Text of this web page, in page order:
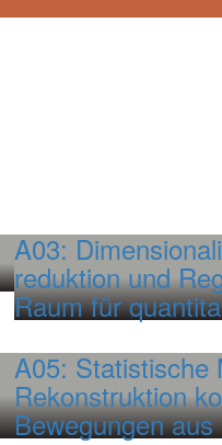
A03:
reduktion und
Raum für
A05: Statistische
Rekonstruktion
Bewegungen